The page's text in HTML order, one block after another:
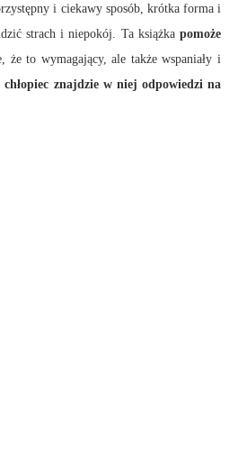
i ciekawy sposób, krótka forma i
strach i niepokój. Ta książka pomoże
że to wymagający, ale także wspaniały i
chłopiec znajdzie w niej odpowiedzi na